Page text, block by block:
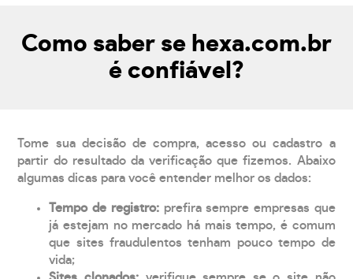
Como saber se hexa.com.br
é confiável?
Tome sua decisão de compra, acesso ou cadastro a
partir do resultado da verificação que fizemos. Abaixo
algumas dicas para você entender melhor os dados:
Tempo de registro: prefira sempre empresas que
já estejam no mercado há mais tempo, é comum
que sites fraudulentos tenham pouco tempo de
vida;